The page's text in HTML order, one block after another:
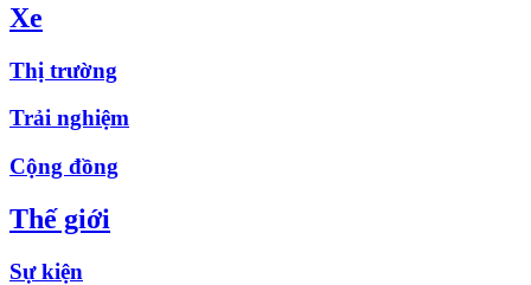
Xe
Thị trường
Trải nghiệm
Cộng đồng
Thế giới
Sự kiện